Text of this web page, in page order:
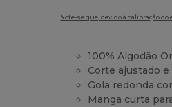
Note-se que, devido à calibração
100% Algodão
Corte ajustado
Gola redonda
Manga curta